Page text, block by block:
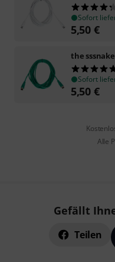
Sofort
5,50 €
the sssnake
Sofort
5,50 €
Alle
Gefällt
Teilen